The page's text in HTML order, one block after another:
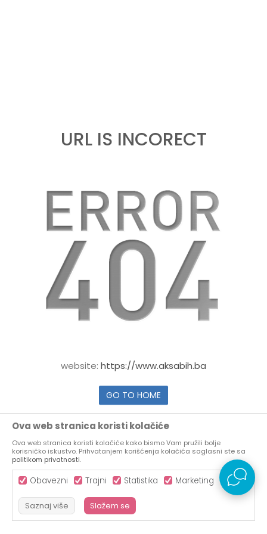
URL IS INCORECT
website: https://www.aksabih.ba
GO TO HOME
Ova web stranica koristi kolačiće
Ova web stranica koristi kolačiće kako bismo Vam pružili bolje
korisničko iskustvo. Prihvatanjem korišćenja kolačića saglasni ste sa
politikom privatnosti.
Obavezni Trajni Statistika Marketing
Saznaj više Slažem se